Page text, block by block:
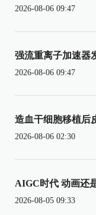
2026-08-06 09:47
强流重离子加速器
2026-08-06 09:47
造血干细胞移植后
2026-08-06 02:30
AIGC时代 动画还
2026-08-05 09:33